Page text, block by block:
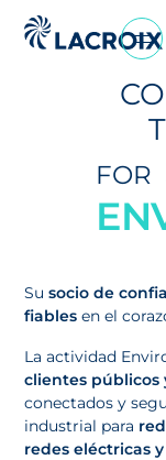
FOR
Susocio de
fiables en el
La actividad
clientes públicos
conectados y
industrial para
redes eléctricas